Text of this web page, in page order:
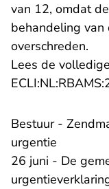
van 12, omdat
behandeling van
overschreden.
Lees de
Bestuur -
urgentie
26 juni - De